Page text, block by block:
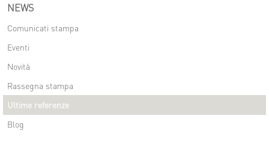
NEWS
Comunicati stampa
Eventi
Novità
Rassegna stampa
Ultime referenze
Blog